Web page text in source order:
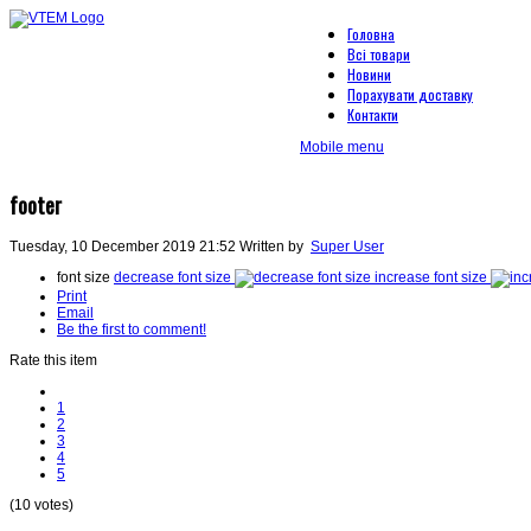
Головна
Всі товари
Новини
Порахувати доставку
Контакти
Mobile menu
footer
Tuesday, 10 December 2019 21:52 Written by Super User
font size decrease font size
increase font size
Print
Email
Be the first to comment!
Rate this item
1
2
3
4
5
(10 votes)